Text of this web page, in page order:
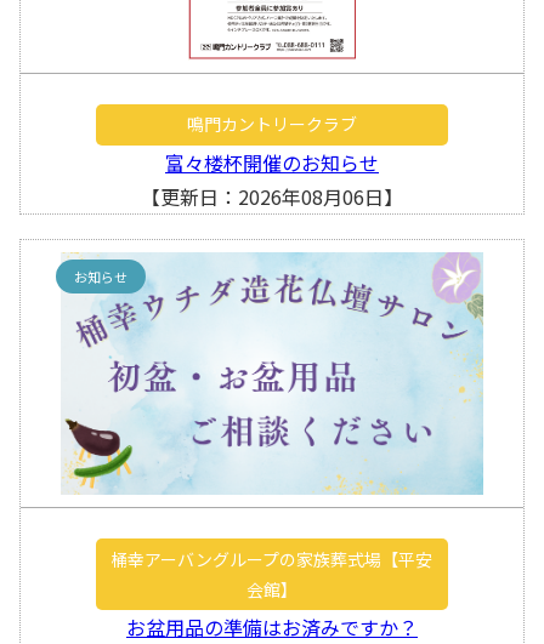
鳴門カントリークラブ
富々楼杯開催のお知らせ
【更新日：2026年08月06日】
お知らせ
桶幸アーバングループの家族葬式場【平安
会館】
お盆用品の準備はお済みですか？